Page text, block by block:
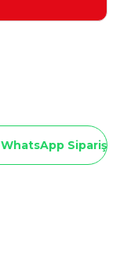
WhatsApp Sipariş